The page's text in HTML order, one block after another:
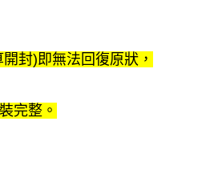
封)即無法回復原狀，
完整。